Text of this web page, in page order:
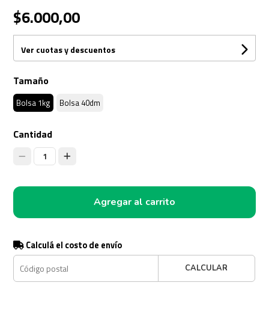
$6.000,00
Ver cuotas y descuentos
Tamaño
Bolsa 1kg Bolsa 40dm
Cantidad
1
Agregar al carrito
Calculá el costo de envío
CALCULAR